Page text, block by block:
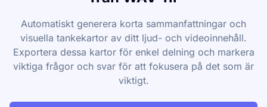
Automatiskt generera korta sammanfattningar och
visuella tankekartor av ditt ljud- och videoinnehåll.
Exportera dessa kartor för enkel delning och markera
viktiga frågor och svar för att fokusera på det som är
viktigt.